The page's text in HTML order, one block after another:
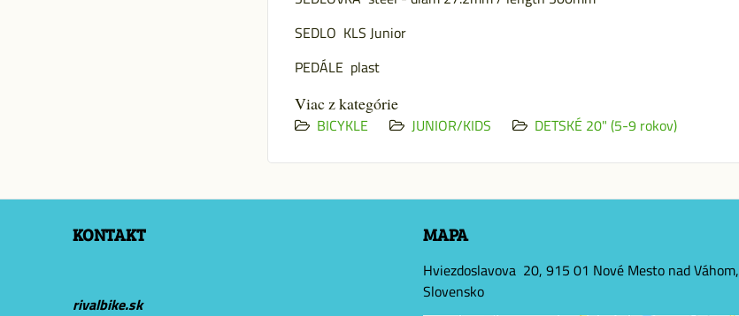
SEDLO KLS Junior
PEDÁLE plast
Viac z kategórie
BICYKLE
JUNIOR/KIDS DETSKÉ 20" (5-9 rokov)
KONTAKT
rivalbike.sk
MAPA
Hviezdoslavova 20, 915 01 Nové Mesto nad Váhom,
Slovensko